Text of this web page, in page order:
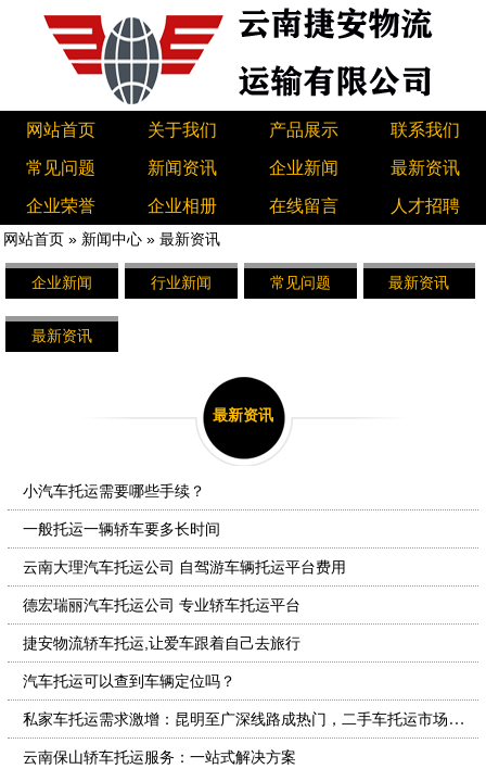
网站首页 关于我们 产品展示 联系我们
常见问题 新闻资讯 企业新闻 最新资讯
企业荣誉 企业相册 在线留言 人才招聘
网站首页 » 新闻中心 » 最新资讯
企业新闻 行业新闻 常见问题 最新资讯
最新资讯
最新资讯
小汽车托运需要哪些手续？
一般托运一辆轿车要多长时间
云南大理汽车托运公司 自驾游车辆托运平台费用
德宏瑞丽汽车托运公司 专业轿车托运平台
捷安物流轿车托运,让爱车跟着自己去旅行
汽车托运可以查到车辆定位吗？
私家车托运需求激增：昆明至广深线路成热门，二手车托运市场迎来新机遇
云南保山轿车托运服务：一站式解决方案